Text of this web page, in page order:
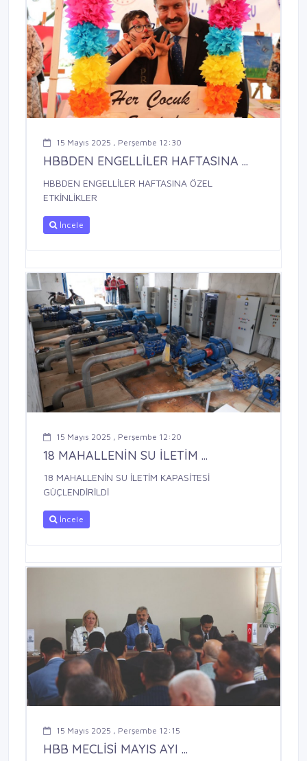
15 Mayıs 2025 , Perşembe 12:30
HBBDEN ENGELLİLER HAFTASINA ...
HBBDEN ENGELLİLER HAFTASINA ÖZEL
ETKİNLİKLER
İncele
15 Mayıs 2025 , Perşembe 12:20
18 MAHALLENİN SU İLETİM ...
18 MAHALLENİN SU İLETİM KAPASİTESİ
GÜÇLENDİRİLDİ
İncele
15 Mayıs 2025 , Perşembe 12:15
HBB MECLİSİ MAYIS AYI ...